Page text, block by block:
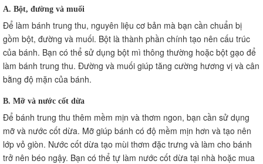
A. Bột, đường và muối
Để làm bánh trung thu, nguyên liệu cơ bản mà bạn cần chuẩn bị
gồm bột, đường và muối. Bột là thành phần chính tạo nên cấu trúc
của bánh. Bạn có thể sử dụng bột mì thông thường hoặc bột gạo để
làm bánh trung thu. Đường và muối giúp tăng cường hương vị và cân
bằng độ mặn của bánh.
B. Mỡ và nước cốt dừa
Để bánh trung thu thêm mềm mịn và thơm ngon, bạn cần sử dụng
mỡ và nước cốt dừa. Mỡ giúp bánh có độ mềm mịn hơn và tạo nên
lớp vỏ giòn. Nước cốt dừa tạo mùi thơm đặc trưng và làm cho bánh
trở nên béo ngậy. Bạn có thể tự làm nước cốt dừa tại nhà hoặc mua